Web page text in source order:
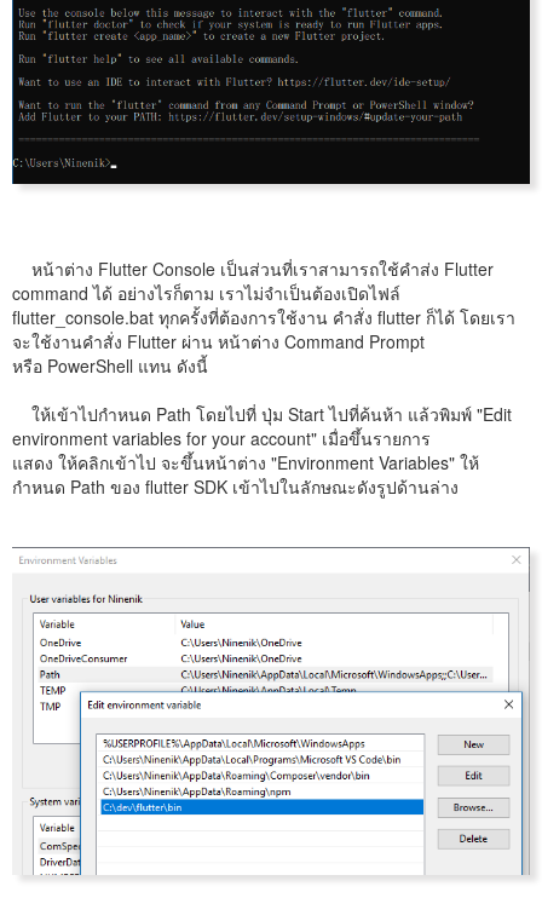
หน้าต่าง Flutter Console เป็นส่วนที่เราสามารถใช้คำส่ง Flutter
command ได้ อย่างไรก็ตาม เราไม่จำเป็นต้องเปิดไฟล์
flutter_console.bat ทุกครั้งที่ต้องการใช้งาน คำสั่ง flutter ก็ได้ โดยเรา
จะใช้งานคำสั่ง Flutter ผ่าน หน้าต่าง Command Prompt
หรือ PowerShell แทน ดังนี้
ให้เข้าไปกำหนด Path โดยไปที่ ปุ่ม Start ไปที่ค้นห้า แล้วพิมพ์ "Edit
environment variables for your account" เมื่อขึ้นรายการ
แสดง ให้คลิกเข้าไป จะขึ้นหน้าต่าง "Environment Variables" ให้
กำหนด Path ของ flutter SDK เข้าไปในลักษณะดังรูปด้านล่าง